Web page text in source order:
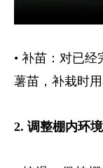
• 补苗：对已
薯苗，补栽时
2. 调整棚内环境